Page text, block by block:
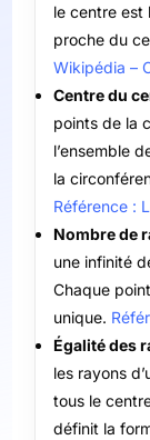
le centre est
proche du
Wikipédia –
Centre du
points de la
l’ensemble
la
Référence :
Nombre de
une infinité
Chaque
unique.
Égalité des
les rayons
tous le
définit la